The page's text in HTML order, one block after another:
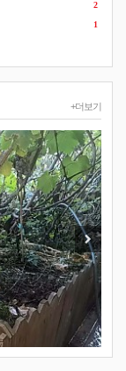
2
1
+더보기
New
Next